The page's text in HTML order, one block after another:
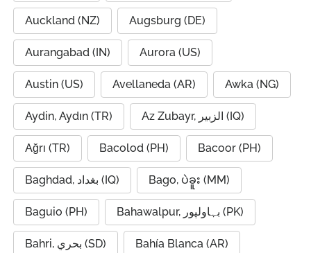
Auckland (NZ) Augsburg (DE)
Aurangabad (IN) Aurora (US)
Austin (US) Avellaneda (AR) Awka (NG)
Aydin, Aydın (TR) Az Zubayr, الزبير (IQ)
Ağrı (TR) Bacolod (PH) Bacoor (PH)
Baghdad, بغداد (IQ) Bago, ပဲခူး (MM)
Baguio (PH) Bahawalpur, بہاولپور (PK)
Bahri, بحري (SD) Bahía Blanca (AR)